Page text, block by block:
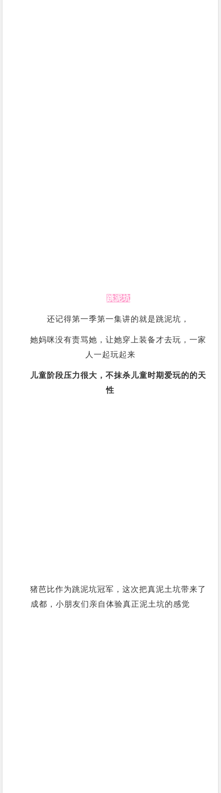
跳泥坑
还记得第一季第一集讲的就是跳泥坑，
她妈咪没有责骂她，让她穿上装备才去玩，一家
人一起玩起来
儿童阶段压力很大，不抹杀儿童时期爱玩的的天
性
猪芭比作为跳泥坑冠军，这次把真泥土坑带来了
成都，小朋友们亲自体验真正泥土坑的感觉